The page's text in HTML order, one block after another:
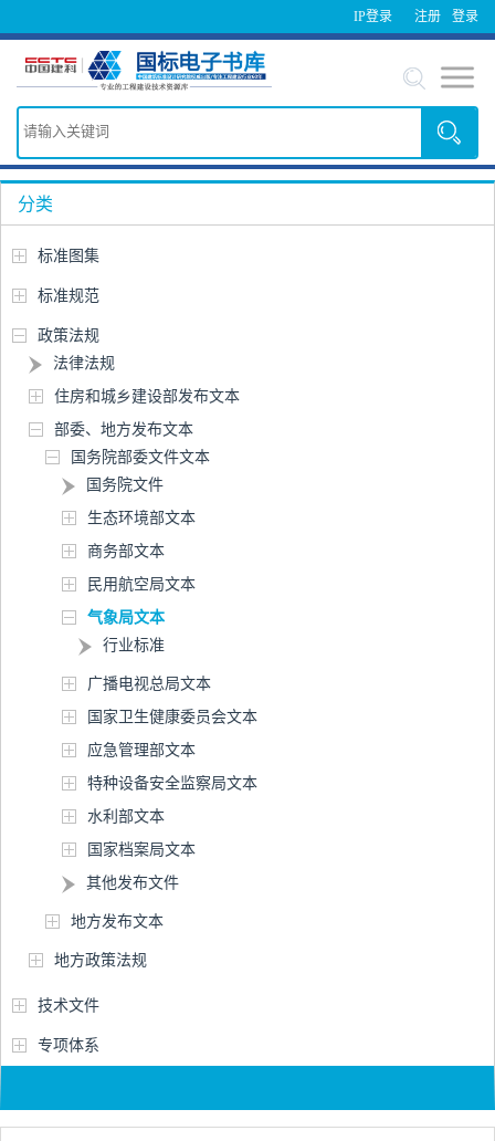
IP登录 登录
注册
分类
标准图集
标准规范
政策法规
法律法规
住房和城乡建设部发布文本
部委、地方发布文本
国务院部委文件文本
国务院文件
生态环境部文本
商务部文本
民用航空局文本
气象局文本
行业标准
广播电视总局文本
国家卫生健康委员会文本
应急管理部文本
特种设备安全监察局文本
水利部文本
国家档案局文本
其他发布文件
地方发布文本
地方政策法规
技术文件
专项体系